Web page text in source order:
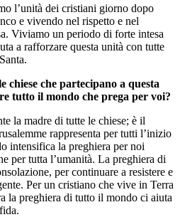
l’unità dei cristiani giorno dopo
e vivendo nel rispetto e nel
Viviamo un periodo di forte intesa
a rafforzare questa unità con tutte
chiese che partecipano a questa
tutto il mondo che prega per voi?
la madre di tutte le chiese; è il
rappresenta per tutti l’inizio
intensifica la preghiera per noi
per tutta l’umanità. La preghiera di
per continuare a resistere e
Per un cristiano che vive in Terra
la preghiera di tutto il mondo ci aiuta